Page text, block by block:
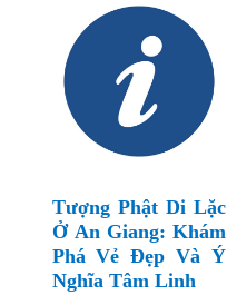
Tượng Phật Di Lặc
Ở An Giang: Khám
Phá Vẻ Đẹp Và Ý
Nghĩa Tâm Linh